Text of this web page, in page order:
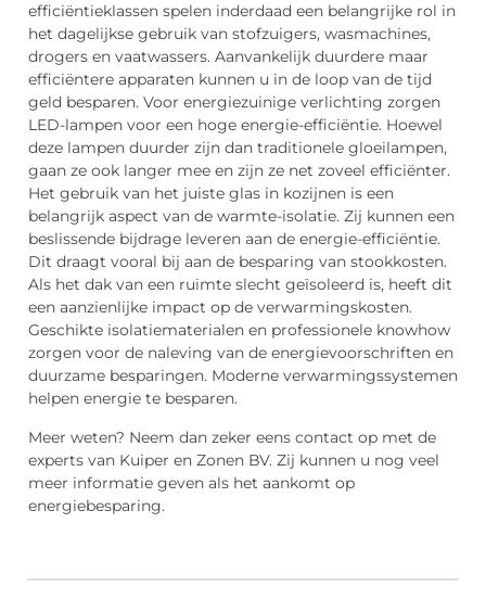
efficiëntieklassen spelen inderdaad een belangrijke rol in
het dagelijkse gebruik van stofzuigers, wasmachines,
drogers en vaatwassers. Aanvankelijk duurdere maar
efficiëntere apparaten kunnen u in de loop van de tijd
geld besparen. Voor energiezuinige verlichting zorgen
LED-lampen voor een hoge energie-efficiëntie. Hoewel
deze lampen duurder zijn dan traditionele gloeilampen,
gaan ze ook langer mee en zijn ze net zoveel efficiënter.
Het gebruik van het juiste glas in kozijnen is een
belangrijk aspect van de warmte-isolatie. Zij kunnen een
beslissende bijdrage leveren aan de energie-efficiëntie.
Dit draagt vooral bij aan de besparing van stookkosten.
Als het dak van een ruimte slecht geïsoleerd is, heeft dit
een aanzienlijke impact op de verwarmingskosten.
Geschikte isolatiematerialen en professionele knowhow
zorgen voor de naleving van de energievoorschriften en
duurzame besparingen. Moderne verwarmingssystemen
helpen energie te besparen.
Meer weten? Neem dan zeker eens contact op met de
experts van Kuiper en Zonen BV. Zij kunnen u nog veel
meer informatie geven als het aankomt op
energiebesparing.